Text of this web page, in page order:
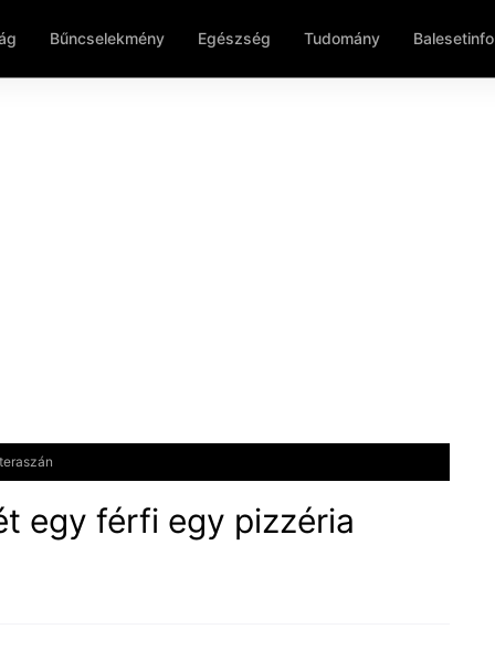
Bűncselekmény Egészség Tudomány Balesetinfo
egy férfi egy pizzéria